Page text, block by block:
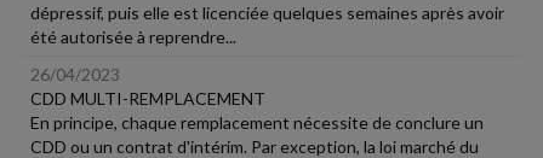
dépressif, puis elle est licenciée quelques semaines après avoir
été autorisée à reprendre...
26/04/2023
CDD MULTI-REMPLACEMENT
En principe, chaque remplacement nécessite de conclure un
CDD ou un contrat d'intérim. Par exception, la loi marché du